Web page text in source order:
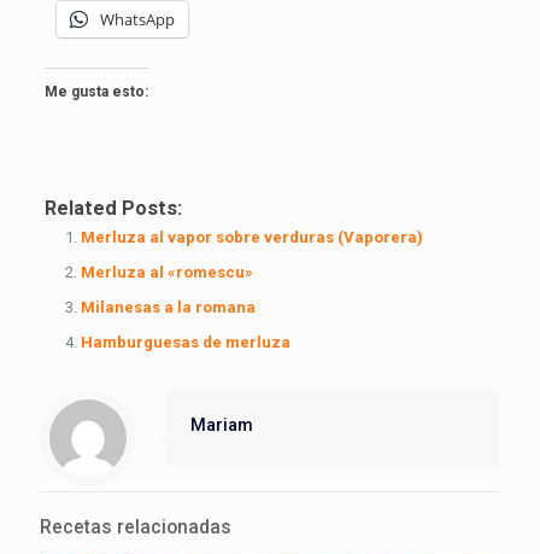
WhatsApp
Me gusta esto:
Related Posts:
Merluza al vapor sobre verduras (Vaporera)
Merluza al «romescu»
Milanesas a la romana
Hamburguesas de merluza
Mariam
Recetas relacionadas